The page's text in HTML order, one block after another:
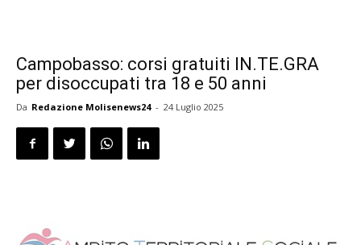
Campobasso: corsi gratuiti IN.TE.GRA
per disoccupati tra 18 e 50 anni
Da Redazione Molisenews24 - 24 Luglio 2025